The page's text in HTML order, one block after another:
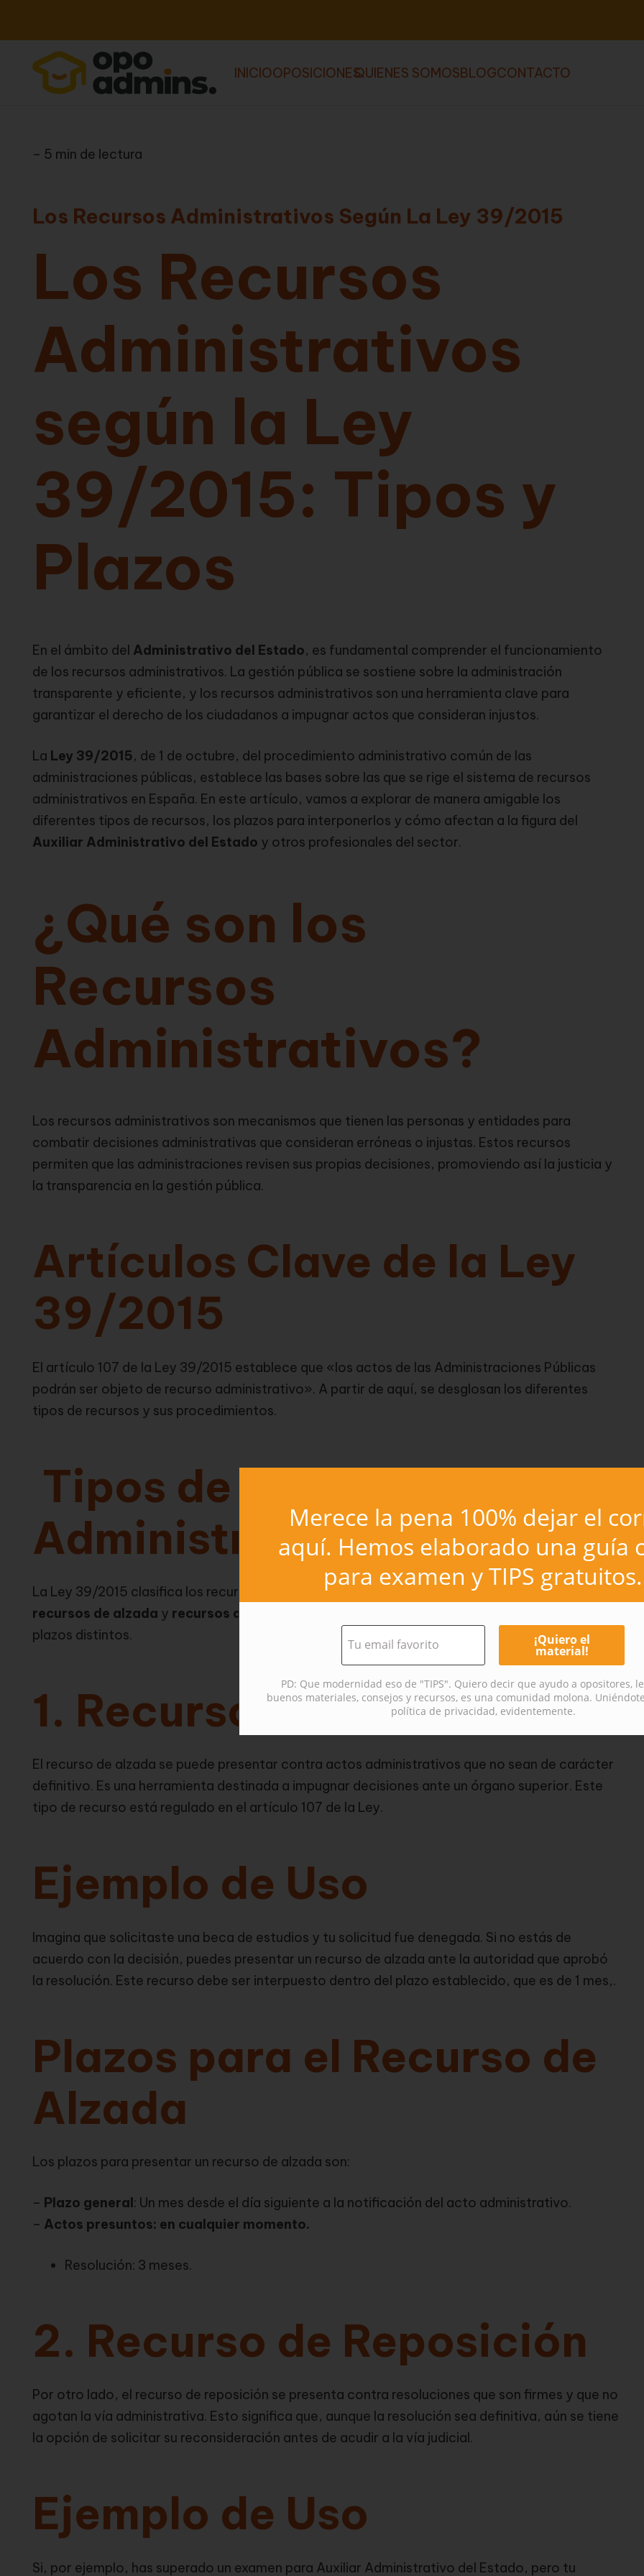
INICIOOPOSICIONESQUIENES SOMOSBLOGCONTACTO
– 5 min de lectura
Los Recursos Administrativos Según La Ley 39/2015
Los Recursos
Administrativos
según la Ley
39/2015: Tipos y
Plazos
En el ámbito del Administrativo del Estado, es fundamental comprender el funcionamiento
de los recursos administrativos. La gestión pública se sostiene sobre la administración
transparente y eficiente, y los recursos administrativos son una herramienta clave para
garantizar el derecho de los ciudadanos a impugnar actos que consideran injustos.
La Ley 39/2015, de 1 de octubre, del procedimiento administrativo común de las
administraciones públicas, establece las bases sobre las que se rige el sistema de recursos
administrativos en España. En este artículo, vamos a explorar de manera amigable los
diferentes tipos de recursos, los plazos para interponerlos y cómo afectan a la figura del
Auxiliar Administrativo del Estado y otros profesionales del sector.
¿Qué son los
Recursos
Administrativos?
Los recursos administrativos son mecanismos que tienen las personas y entidades para
combatir decisiones administrativas que consideran erróneas o injustas. Estos recursos
permiten que las administraciones revisen sus propias decisiones, promoviendo así la justicia y
la transparencia en la gestión pública.
Artículos Clave de la Ley
39/2015
El artículo 107 de la Ley 39/2015 establece que «los actos de las Administraciones Públicas
podrán ser objeto de recurso administrativo». A partir de aquí, se desglosan los diferentes
tipos de recursos y sus procedimientos.
Tipos de Recursos
Administrativos
La Ley 39/2015 clasifica los recursos administrativos fundamentalmente en dos grupos:
recursos de alzada y recursos de reposición
plazos distintos.
1. Recurso de Alzada
El recurso de alzada se puede presentar contra actos administrativos que no sean de carácter
definitivo. Es una herramienta destinada a impugnar decisiones ante un órgano superior. Este
tipo de recurso está regulado en el artículo 107 de la Ley.
Ejemplo de Uso
Imagina que solicitaste una beca de estudios y tu solicitud fue denegada. Si no estás de
acuerdo con la decisión, puedes presentar un recurso de alzada ante la autoridad que aprobó
la resolución. Este recurso debe ser interpuesto dentro del plazo establecido, que es de 1 mes,.
Plazos para el Recurso de
Alzada
Los plazos para presentar un recurso de alzada son:
– Plazo general: Un mes desde el día siguiente a la notificación del acto administrativo.
– Actos presuntos: en cualquier momento.
Resolución: 3 meses.
2. Recurso de Reposición
Por otro lado, el recurso de reposición se presenta contra resoluciones que son firmes y que no
agotan la vía administrativa. Esto significa que, aunque la resolución sea definitiva, aún se tiene
la opción de solicitar su reconsideración antes de acudir a la vía judicial.
Ejemplo de Uso
Si, por ejemplo, has superado un examen para Auxiliar Administrativo del Estado, pero tu
Merece la pena 100% dejar el
aquí. Hemos elaborado una guía
para examen y TIPS gratuitos.
PD: Que modernidad eso de "TIPS". Quiero decir que ayudo a opositores,
buenos materiales, consejos y recursos, es una comunidad molona.
política de privacidad, evidentemente.